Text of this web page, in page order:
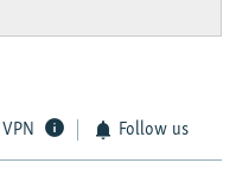
Follow us